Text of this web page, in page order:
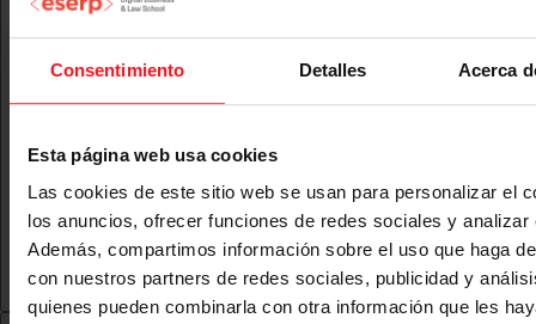
Consentimiento Detalles Acerca
Esta página web usa cookies
Las cookies de este sitio web se usan para personalizar el
los anuncios, ofrecer funciones de redes sociales y analizar
Además, compartimos información sobre el uso que haga
con nuestros partners de redes sociales, publicidad y
quienes pueden combinarla con otra información que les